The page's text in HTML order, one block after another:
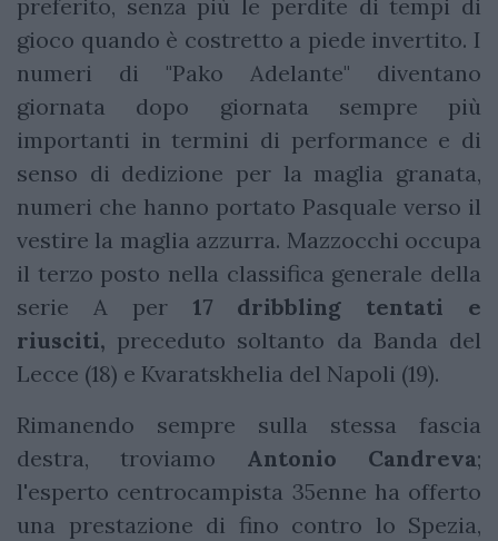
preferito, senza più le perdite di tempi di
gioco quando è costretto a piede invertito. I
numeri di "Pako Adelante" diventano
giornata dopo giornata sempre più
importanti in termini di performance e di
senso di dedizione per la maglia granata,
numeri che hanno portato Pasquale verso il
vestire la maglia azzurra. Mazzocchi occupa
il terzo posto nella classifica generale della
serie A per 17 dribbling tentati e
riusciti, preceduto soltanto da Banda del
Lecce (18) e Kvaratskhelia del Napoli (19).
Rimanendo sempre sulla stessa fascia
destra, troviamo Antonio Candreva;
l'esperto centrocampista 35enne ha offerto
una prestazione di fino contro lo Spezia,